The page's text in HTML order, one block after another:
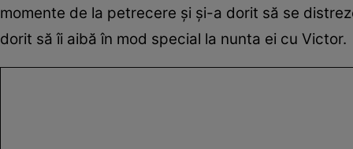
momente de la petrecere și și-a dorit să se
dorit să îi aibă în mod special la nunta ei cu Victor.